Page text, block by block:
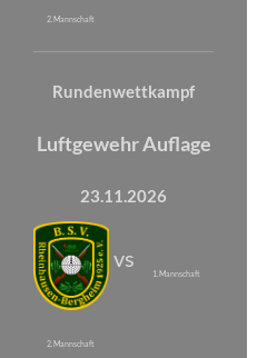
2. Mannschaft
Rundenwettkampf
Luftgewehr Auflage
23.11.2026
2. Mannschaft
vs
1. Mannschaft